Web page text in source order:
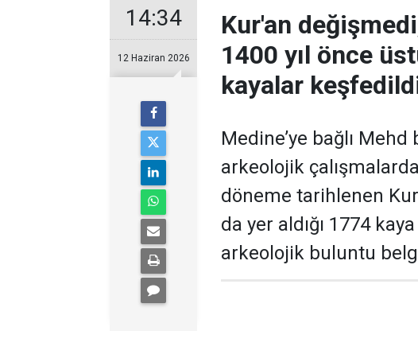
14:34
12 Haziran 2026
Kur'an
1400 yıl önce
kayalar
Medine’ye bağlı
arkeolojik
döneme tarihlenen
da yer aldığı 1774
arkeolojik buluntu